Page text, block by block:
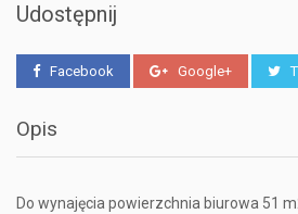
Udostępnij
Facebook Google+
Opis
Do wynajęcia powierzchnia biurowa 51